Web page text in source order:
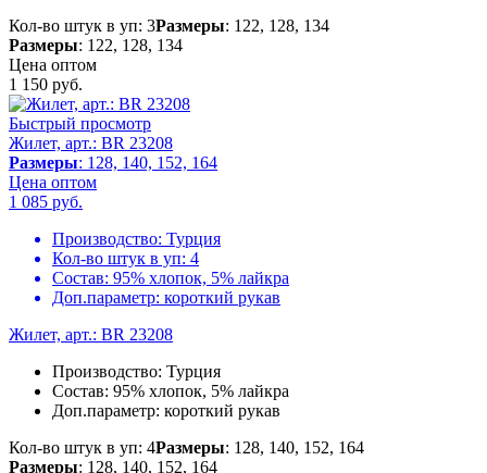
Кол-во штук в уп: 3Размеры: 122, 128, 134
Размеры: 122, 128, 134
Цена оптом
1 150 руб.
Быстрый просмотр
Жилет, арт.: BR 23208
Размеры: 128, 140, 152, 164
Цена оптом
1 085 руб.
Производство: Турция
Кол-во штук в уп: 4
Состав: 95% хлопок, 5% лайкра
Доп.параметр: короткий рукав
Жилет, арт.: BR 23208
Производство: Турция
Состав: 95% хлопок, 5% лайкра
Доп.параметр: короткий рукав
Кол-во штук в уп: 4Размеры: 128, 140, 152, 164
Размеры: 128, 140, 152, 164